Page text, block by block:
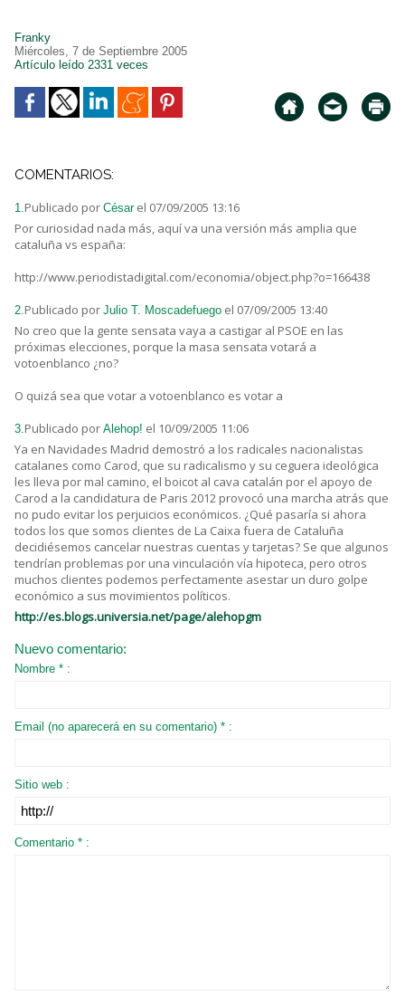
Franky
Miércoles, 7 de Septiembre 2005
Artículo leído 2331 veces
COMENTARIOS:
1.Publicado por César el 07/09/2005 13:16
Por curiosidad nada más, aquí va una versión más amplia que
cataluña vs españa:
http://www.periodistadigital.com/economia/object.php?o=166438
2.Publicado por Julio T. Moscadefuego el 07/09/2005 13:40
No creo que la gente sensata vaya a castigar al PSOE en las
próximas elecciones, porque la masa sensata votará a
votoenblanco ¿no?
O quizá sea que votar a votoenblanco es votar a
3.Publicado por Alehop! el 10/09/2005 11:06
Ya en Navidades Madrid demostró a los radicales nacionalistas
catalanes como Carod, que su radicalismo y su ceguera ideológica
les lleva por mal camino, el boicot al cava catalán por el apoyo de
Carod a la candidatura de Paris 2012 provocó una marcha atrás que
no pudo evitar los perjuicios económicos. ¿Qué pasaría si ahora
todos los que somos clientes de La Caixa fuera de Cataluña
decidiésemos cancelar nuestras cuentas y tarjetas? Se que algunos
tendrían problemas por una vinculación vía hipoteca, pero otros
muchos clientes podemos perfectamente asestar un duro golpe
económico a sus movimientos políticos.
http://es.blogs.universia.net/page/alehopgm
Nuevo comentario:
Nombre * :
Email (no aparecerá en su comentario) * :
Sitio web :
Comentario * :